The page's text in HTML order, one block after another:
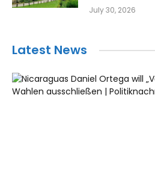
July 30, 2026
Latest News